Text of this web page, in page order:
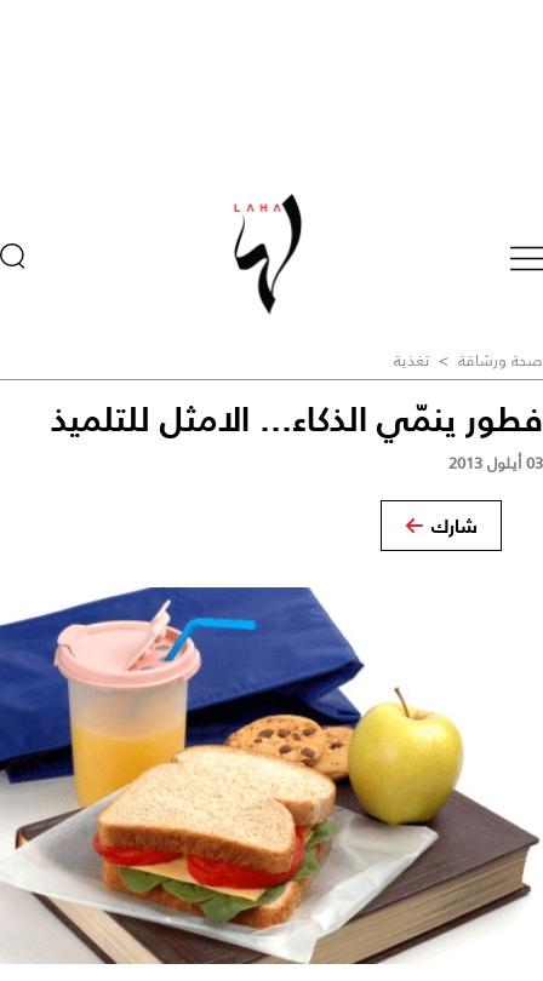
صحة ورشاقة > تغذية
فطور ينمّي الذكاء... الامثل للتلميذ
03 أيلول 2013
شارك